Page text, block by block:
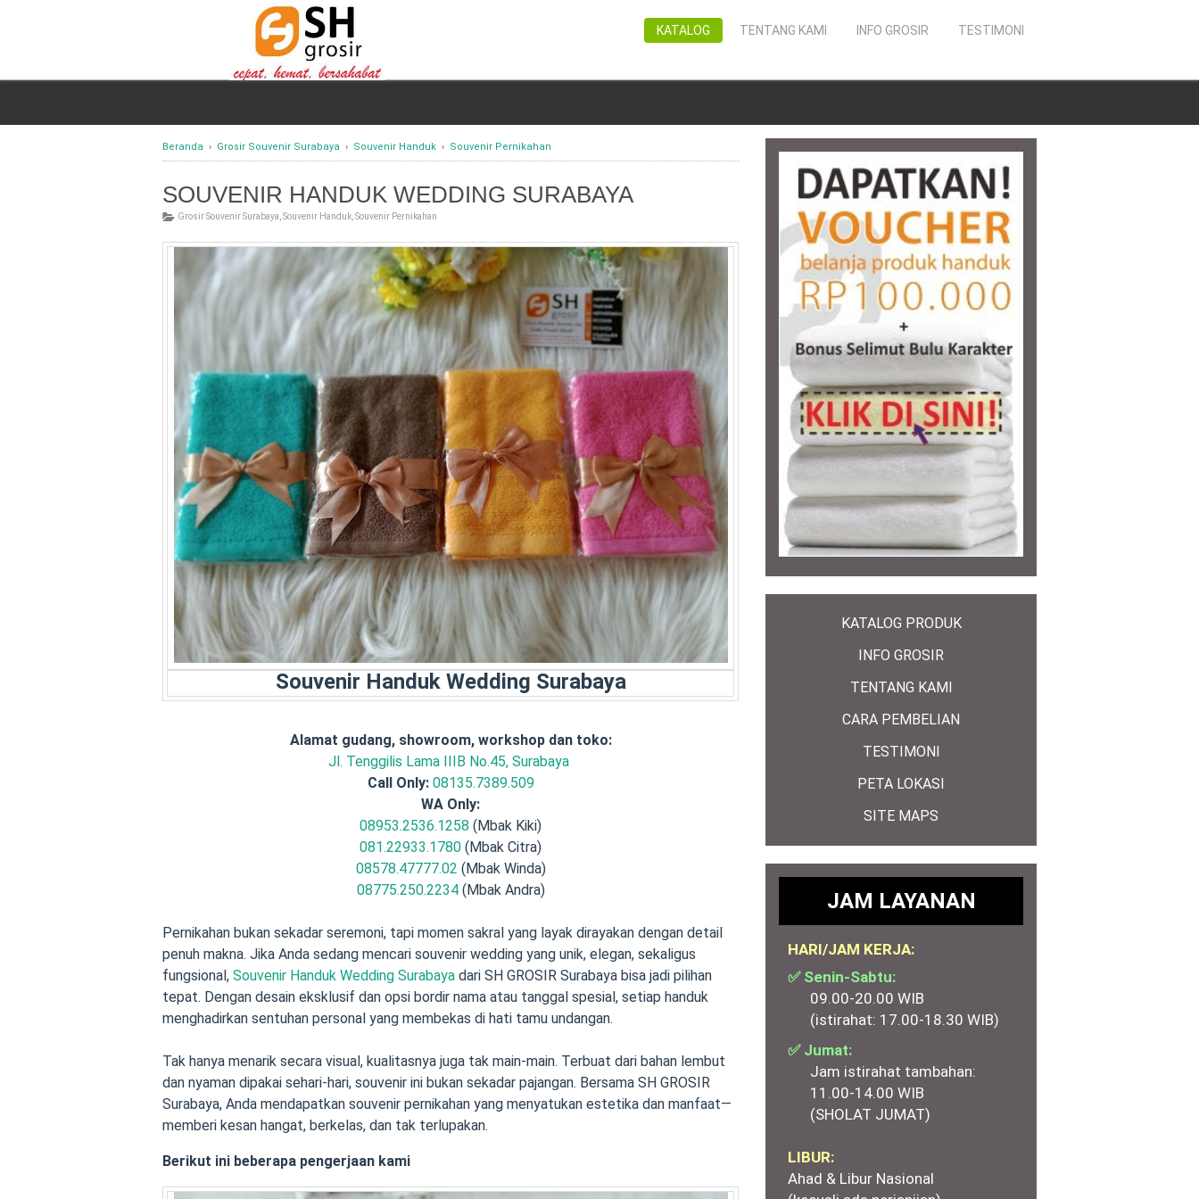
TESTIMONI
INFO GROSIR
TENTANG KAMI
KATALOG
Beranda › Grosir Souvenir Surabaya › Souvenir Handuk › Souvenir Pernikahan
SOUVENIR HANDUK WEDDING SURABAYA
Grosir Souvenir Surabaya Souvenir Handuk Souvenir Pernikahan
Souvenir Handuk Wedding Surabaya
Alamat gudang, showroom, workshop dan toko:
Jl. Tenggilis Lama IIIB No.45, Surabaya
Call Only: 08135.7389.509
WA Only:
08953.2536.1258 (Mbak Kiki)
081.22933.1780 (Mbak Citra)
08578.47777.02 (Mbak Winda)
08775.250.2234(Mbak Andra)
Pernikahan bukan sekadar seremoni, tapi momen sakral yang layak dirayakan dengan detail
penuh makna. Jika Anda sedang mencari souvenir wedding yang unik, elegan, sekaligus
fungsional, Souvenir Handuk Wedding Surabaya dari SH GROSIR Surabaya bisa jadi pilihan
tepat. Dengan desain eksklusif dan opsi bordir nama atau tanggal spesial, setiap handuk
menghadirkan sentuhan personal yang membekas di hati tamu undangan.
Tak hanya menarik secara visual, kualitasnya juga tak main-main. Terbuat dari bahan lembut
dan nyaman dipakai sehari-hari, souvenir ini bukan sekadar pajangan. Bersama SH GROSIR
Surabaya, Anda mendapatkan souvenir pernikahan yang menyatukan estetika dan manfaat—
memberi kesan hangat, berkelas, dan tak terlupakan.
Berikut ini beberapa pengerjaan kami
KATALOG PRODUK
INFO GROSIR
TENTANG KAMI
CARA PEMBELIAN
TESTIMONI
PETA LOKASI
SITE MAPS
JAM LAYANAN
HARI/JAM KERJA:
✅ Senin-Sabtu:
09.00-20.00 WIB
(istirahat: 17.00-18.30 WIB)
✅ Jumat:
Jam istirahat tambahan:
11.00-14.00 WIB
(SHOLAT JUMAT)
LIBUR:
Ahad & Libur Nasional